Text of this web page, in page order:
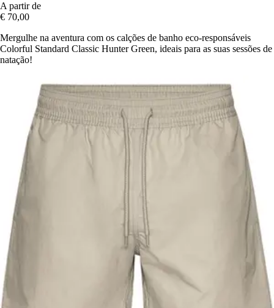
A partir de
€ 70,00
Mergulhe na aventura com os calções de banho eco-responsáveis
Colorful Standard Classic Hunter Green, ideais para as suas sessões de
natação!